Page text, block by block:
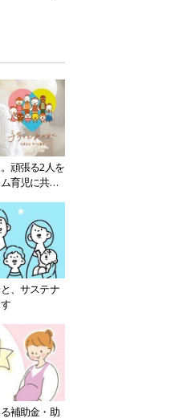
頑張る2人を
育児に共感
、サステナ
補助金・助